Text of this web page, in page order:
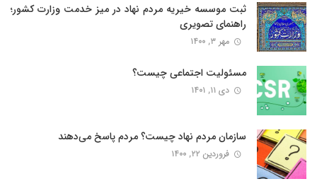
ثبت موسسه خیریه مردم نهاد در میز خدمت وزارت کشور؛
راهنمای تصویری
مهر ۳, ۱۴۰۰
مسئولیت اجتماعی چیست؟
دی ۱۱, ۱۴۰۱
سازمان مردم نهاد چیست؟ مردم پاسخ می‌‌دهند
فروردین ۲۲, ۱۴۰۰